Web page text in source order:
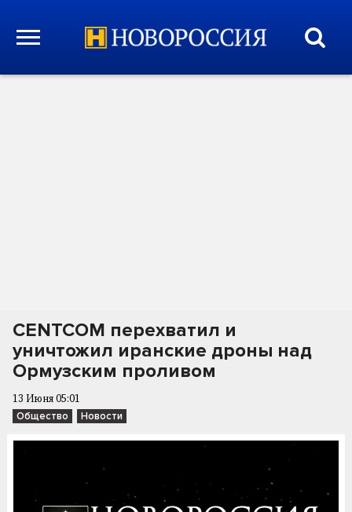
CENTCOM перехватил и
уничтожил иранские дроны над
Ормузским проливом
13 Июня 05:01
Общество Новости